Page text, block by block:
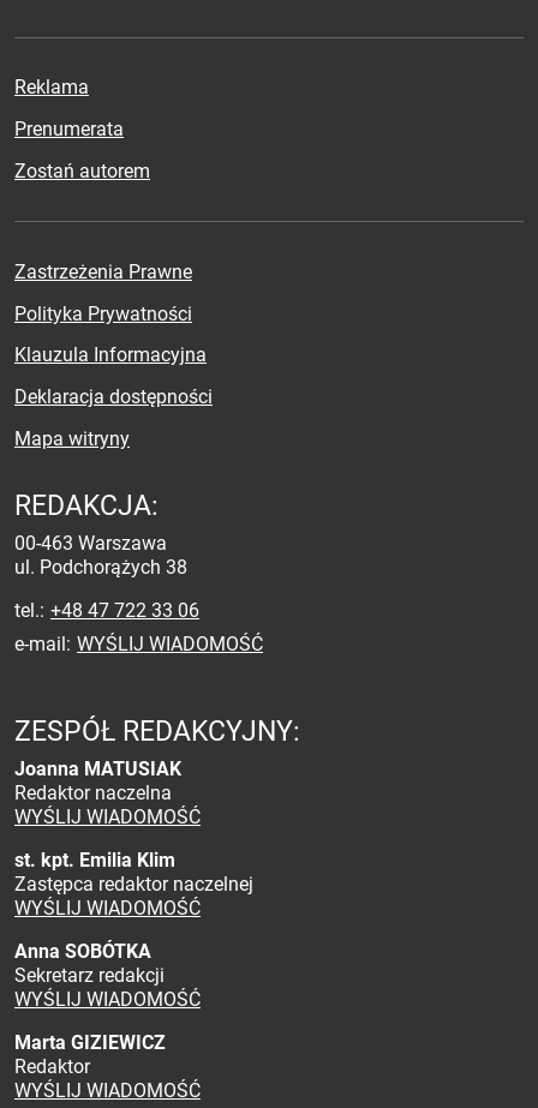
Reklama
Prenumerata
Zostań autorem
Zastrzeżenia Prawne
Polityka Prywatności
Klauzula Informacyjna
Deklaracja dostępności
Mapa witryny
REDAKCJA:
00-463 Warszawa
ul. Podchorążych 38
tel. +48 47 722 33 06
e-mail
WYŚLIJ WIADOMOŚĆ
ZESPÓŁ REDAKCYJNY:
Joanna MATUSIAK
Redaktor naczelna
WYŚLIJ WIADOMOŚĆ
st. kpt. Emilia Klim
Zastępca redaktor naczelnej
WYŚLIJ WIADOMOŚĆ
Anna SOBÓTKA
Sekretarz redakcji
WYŚLIJ WIADOMOŚĆ
Marta GIZIEWICZ
Redaktor
WYŚLIJ WIADOMOŚĆ